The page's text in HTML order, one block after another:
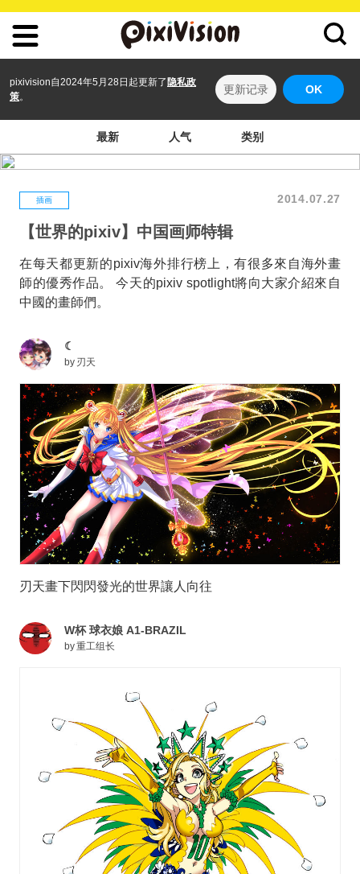
pixivision自2024年5月28日起更新了 隐私政
策。
更新记录 OK
最新 人气 类别
插画 2014.07.27
【世界的pixiv】中国画师特辑
在每天都更新的pixiv海外排行榜上，有很多來自海外畫
師的優秀作品。 今天的pixiv spotlight將向大家介紹來自
中國的畫師們。
☾
by 刃天
刃天畫下閃閃發光的世界讓人向往
W杯 球衣娘 A1-BRAZIL
by重工组长